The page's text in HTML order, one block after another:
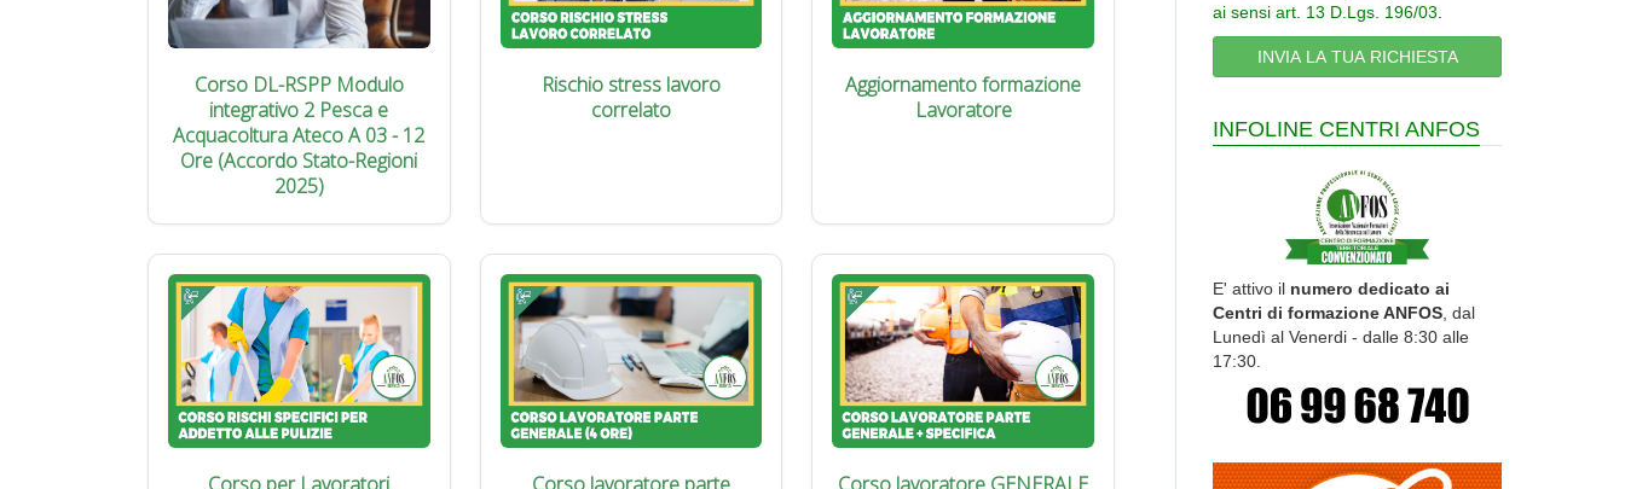
Corso DL-RSPP Modulo
integrativo 2 Pesca e
Acquacoltura Ateco A 03 - 12
Ore (Accordo Stato-Regioni
2025)
Rischio stress lavoro
correlato
Aggiornamento formazione
Lavoratore
ai sensi art. 13 D.Lgs. 196/03
INFOLINE CENTRI ANFOS
E' attivo il numero dedicato ai
Centri di formazione ANFOS , dal
Lunedì al Venerdi - dalle 8:30 alle
17:30.